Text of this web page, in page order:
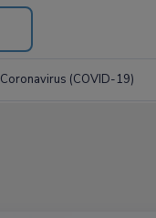
Coronavirus (COVID-19)